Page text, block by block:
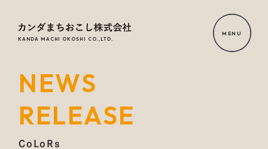
HOME
NEWS
MENU
KANDA MACHI OKOSHI CO.,LTD.
NEWS
RELEASE
CoLoRs